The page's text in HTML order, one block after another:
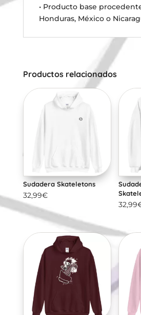
• Producto base
Honduras, México o
Productos relacionados
Sudadera Skateletons
32,99€
32,99